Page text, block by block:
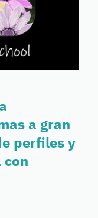
a gran
perfiles y